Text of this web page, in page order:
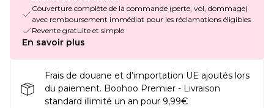
Couverture complète de la commande (perte, vol, dommage)
avec remboursement immédiat pour les réclamations éligibles
Revente gratuite et simple
En savoir plus
Frais de douane et d’importation UE ajoutés lors
du paiement. Boohoo Premier - Livraison
standard illimité un an pour 9,99€